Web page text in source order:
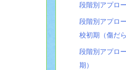
段階別アプロ
段階別アプロ
校初期（傷だ
段階別アプロ
期）